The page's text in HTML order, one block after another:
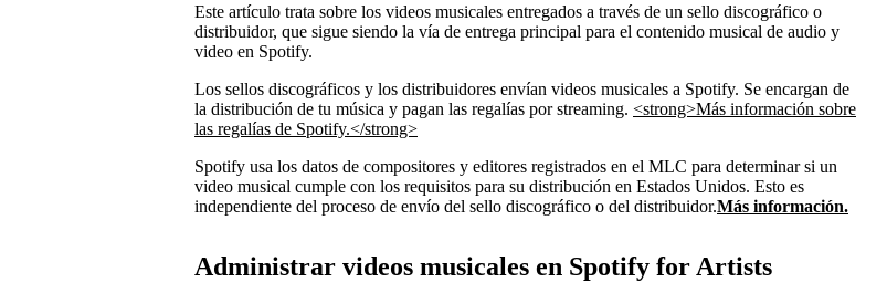
Este artículo trata sobre los videos musicales entregados a través de un sello discográfico o
distribuidor, que sigue siendo la vía de entrega principal para el contenido musical de audio y
video en Spotify.
Los sellos discográficos y los distribuidores envían videos musicales a Spotify. Se encargan de
la distribución de tu música y pagan las regalías por streaming. <strong>Más información sobre
las regalías de Spotify.</strong>
Spotify usa los datos de compositores y editores registrados en el MLC para determinar si un
video musical cumple con los requisitos para su distribución en Estados Unidos. Esto es
independiente del proceso de envío del sello discográfico o del distribuidor.Más información.
Administrar videos musicales en Spotify for Artists